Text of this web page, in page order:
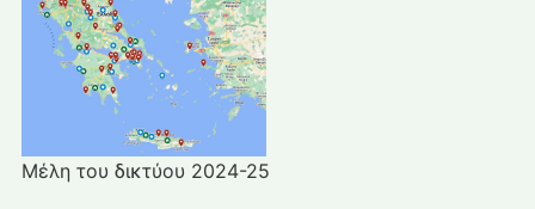
Μέλη του δικτύου 2024-25